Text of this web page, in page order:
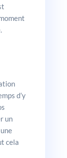
d’y
un
cela